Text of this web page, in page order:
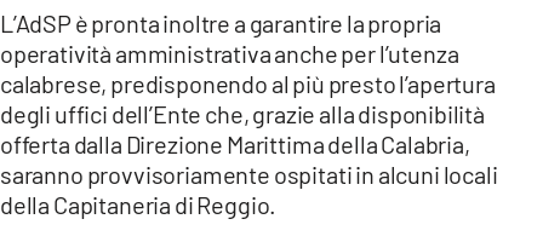
ILVIBONESE.IT
CATANZAROCHANNEL.IT
LACAPITALENEWS.IT
App
L’AdSP è pronta inoltre a garantire la propria
operatività amministrativa anche per l’utenza
calabrese, predisponendo al più presto l’apertura
degli uffici dell’Ente che, grazie alla disponibilità
offerta dalla Direzione Marittima della Calabria,
saranno provvisoriamente ospitati in alcuni locali
della Capitaneria di Reggio.